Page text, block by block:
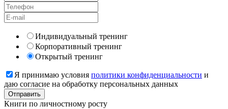
Индивидуальный тренинг
Корпоративный тренинг
Открытый тренинг
Я принимаю условия политики конфиденциальности и
даю согласие на обработку персональных данных
Книги по личностному росту